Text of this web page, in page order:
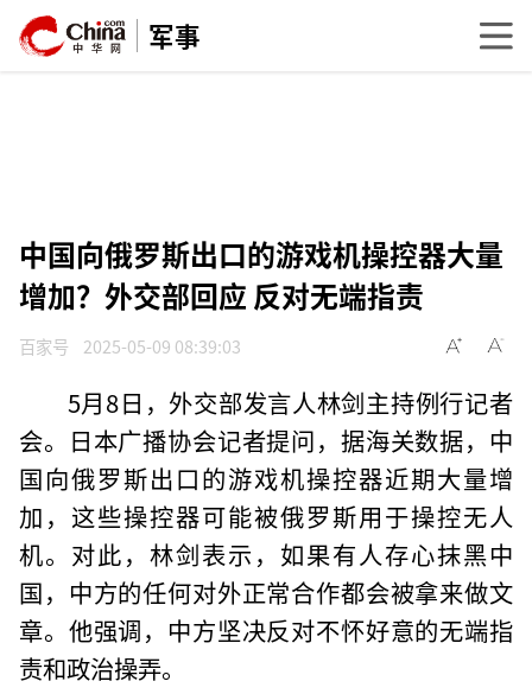
军事
中国向俄罗斯出口的游戏机操控器大量
增加？外交部回应 反对无端指责
百家号 2025-05-09 08:39:03
5月8日，外交部发言人林剑主持例行记者
会。日本广播协会记者提问，据海关数据，中
国向俄罗斯出口的游戏机操控器近期大量增
加，这些操控器可能被俄罗斯用于操控无人
机。对此，林剑表示，如果有人存心抹黑中
国，中方的任何对外正常合作都会被拿来做文
章。他强调，中方坚决反对不怀好意的无端指
责和政治操弄。